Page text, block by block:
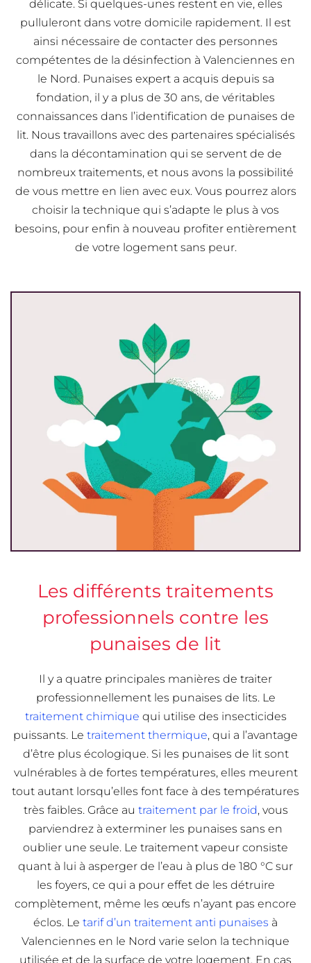
délicate. Si quelques-unes restent en vie, elles
pulluleront dans votre domicile rapidement. Il est
ainsi nécessaire de contacter des personnes
compétentes de la désinfection à Valenciennes en
le Nord. Punaises expert a acquis depuis sa
fondation, il y a plus de 30 ans, de véritables
connaissances dans l’identification de punaises de
lit. Nous travaillons avec des partenaires spécialisés
dans la décontamination qui se servent de de
nombreux traitements, et nous avons la possibilité
de vous mettre en lien avec eux. Vous pourrez alors
choisir la technique qui s’adapte le plus à vos
besoins, pour enfin à nouveau profiter entièrement
de votre logement sans peur.
Les différents traitements
professionnels contre les
punaises de lit
Il y a quatre principales manières de traiter
professionnellement les punaises de lits. Le
traitement chimique qui utilise des insecticides
puissants. Le traitement thermique, qui a l’avantage
d’être plus écologique. Si les punaises de lit sont
vulnérables à de fortes températures, elles meurent
tout autant lorsqu’elles font face à des températures
très faibles. Grâce au traitement par le froid, vous
parviendrez à exterminer les punaises sans en
oublier une seule. Le traitement vapeur consiste
quant à lui à asperger de l’eau à plus de 180 °C sur
les foyers, ce qui a pour effet de les détruire
complètement, même les œufs n’ayant pas encore
éclos. Le tarif d’un traitement anti punaises à
Valenciennes en le Nord varie selon la technique
utilisée et de la surface de votre logement. En cas